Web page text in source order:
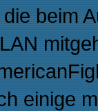
beim
einige